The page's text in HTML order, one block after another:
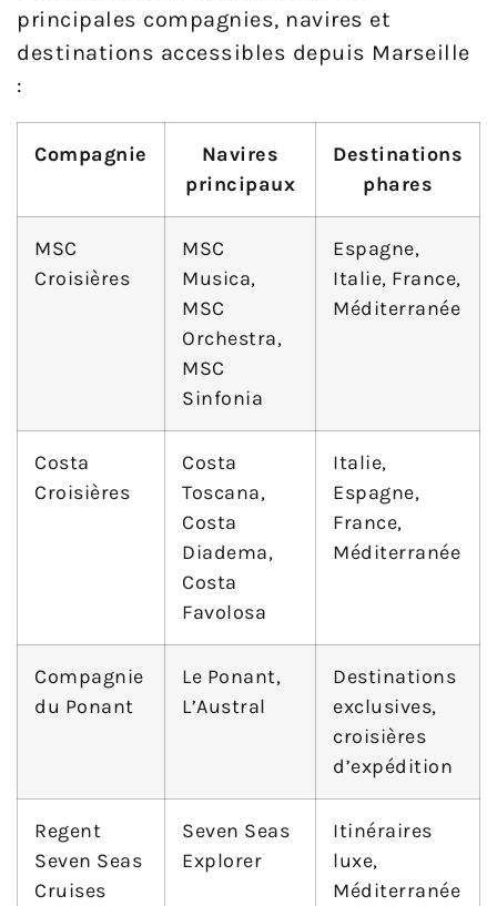
principales compagnies, navires et
destinations accessibles depuis Marseille
:
Compagnie
Navires
principaux
Destinations
phares
MSC
Croisières
MSC
Musica,
MSC
Orchestra,
MSC
Sinfonia
Espagne,
Italie, France,
Méditerranée
Costa
Croisières
Costa
Toscana,
Costa
Diadema,
Costa
Favolosa
Italie,
Espagne,
France,
Méditerranée
Compagnie
du Ponant
Le Ponant,
L’Austral
Destinations
exclusives,
croisières
d’expédition
Regent
Seven Seas
Cruises
Seven Seas
Explorer
Itinéraires
luxe,
Méditerranée